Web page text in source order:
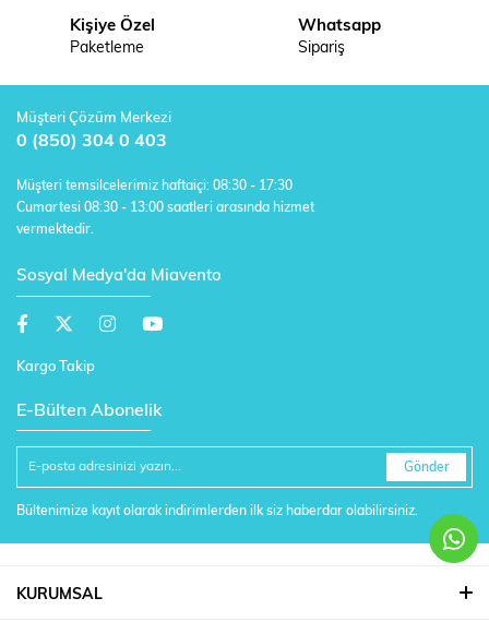
Kişiye Özel
Paketleme
Whatsapp
Sipariş
Müşteri Çözüm Merkezi
0 (850) 304 0 403
Müşteri temsilcelerimiz haftaiçi: 08:30 - 17:30
Cumartesi 08:30 - 13:00 saatleri arasında hizmet
vermektedir.
Sosyal Medya'da Miavento
Kargo Takip
E-Bülten Abonelik
Gönder
Bültenimize kayıt olarak indirimlerden ilk siz haberdar olabilirsiniz.
KURUMSAL